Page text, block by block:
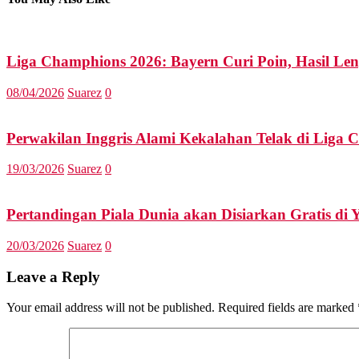
Liga Champhions 2026: Bayern Curi Poin, Hasil
08/04/2026 Suarez 0
Perwakilan Inggris Alami Kekalahan Telak di Liga
19/03/2026 Suarez 0
Pertandingan Piala Dunia akan Disiarkan Gratis di
20/03/2026 Suarez 0
Leave a Reply
Your email address will not be published. Required fields are marked